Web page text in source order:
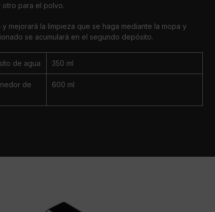
otro para el polvo.
mejorará la limpieza que se haga mediante la mopa y
se acumulará en el segundo depósito.
de agua 350 ml
de
600 ml